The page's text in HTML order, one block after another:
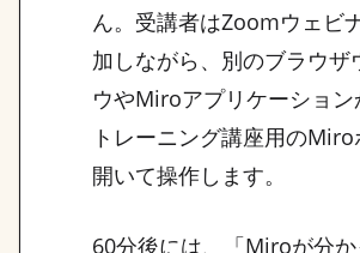
ん。受講者はZoomウェビ
加しながら、別のブラウザ
ウやMiroアプリケーション
トレーニング講座用のMiro
開いて操作します。
60分後には、「Miroが分